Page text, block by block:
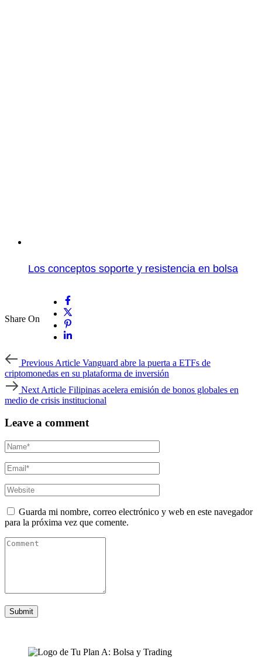
Los conceptos soporte y resistencia en bolsa
Share On
Previous
ArticlePrevious Article Vanguard abre la puerta a ETFs de
criptomonedas en su plataforma de inversión
Next
ArticleNext Article Filipinas acelera emisión de bonos globales en
medio de crisis institucional
Leave a comment
Guarda mi nombre, correo electrónico y web en este navegador
para la próxima vez que comente.